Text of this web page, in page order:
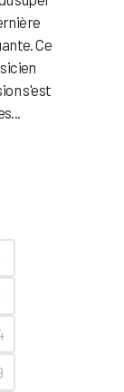
Ce
s'est